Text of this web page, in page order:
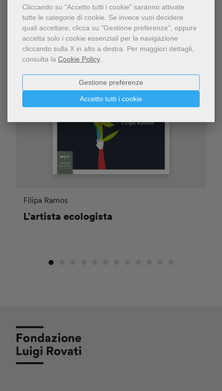
Cliccando su "Accetto tutti i cookie" saranno attivate
tutte le categorie di cookie. Se invece vuoi decidere
quali accettare, clicca su "Gestione preferenze", oppure
accetta solo i cookie essenziali per la navigazione
cliccando sulla X in alto a destra. Per maggiori dettagli,
consulta la Cookie Policy.
Accetto tutti i cookie
Gestione preferenze
Filipa Ramos
L’artista ecologista